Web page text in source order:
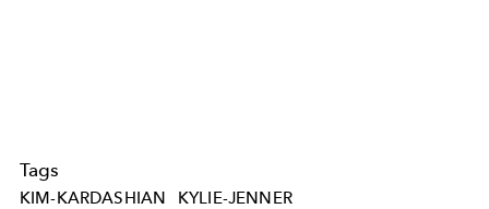
Tags
KIM-KARDASHIAN
KYLIE-JENNER